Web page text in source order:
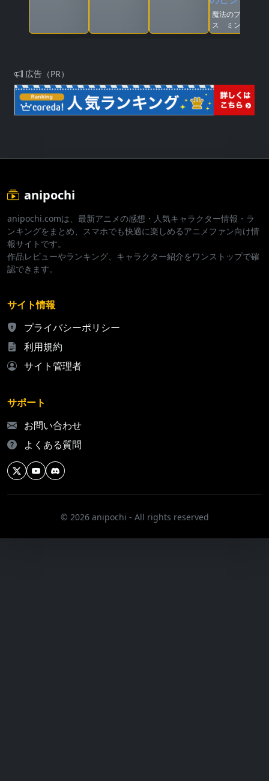
魔法のプリンセ
ス ミンキーモ
モ 憧れの夢へ
広告（PR）
anipochi
anipochi.comは、最新アニメの感想・人気キャラクター情報・ラ
ンキングをまとめ、スマホでも快適に楽しめるアニメファン向け情
報サイトです。
作品レビューやランキング、キャラクター紹介をワンストップで確
認できます。
サイト情報
プライバシーポリシー
利用規約
サイト管理者
サポート
お問い合わせ
よくある質問
© 2026 anipochi - All rights reserved